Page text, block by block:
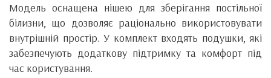
Модель оснащена нішею для зберігання постільної
білизни, що дозволяє раціонально використовувати
внутрішній простір. У комплект входять подушки, які
забезпечують додаткову підтримку та комфорт під
час користування.